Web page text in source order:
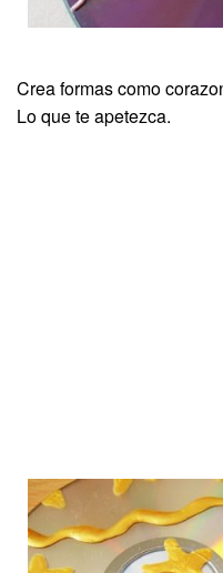
Crea formas como
Lo que te apetezca.